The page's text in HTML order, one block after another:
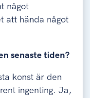
något
att hända något
senaste tiden?
konst är den
ingenting. Ja,